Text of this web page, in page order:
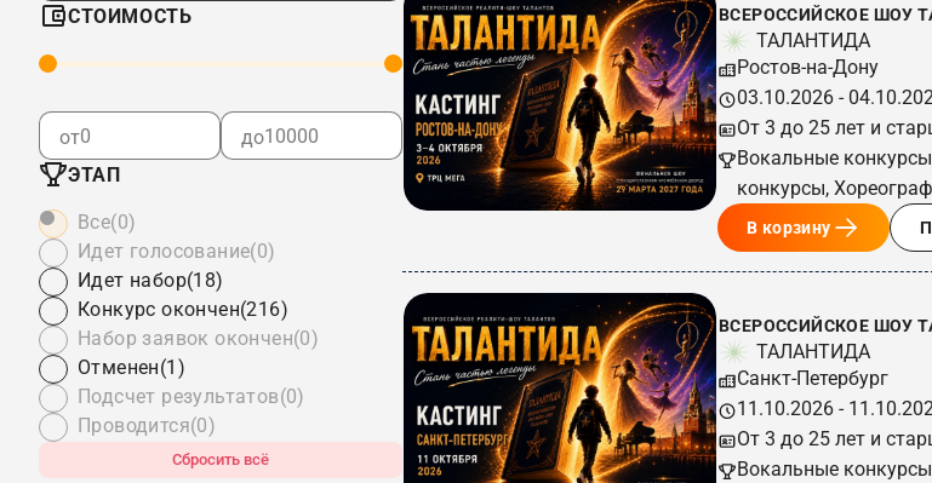
СТОИМОСТЬ
от
до
ЭТАП
Все(0)
Идет голосование(0)
Идет набор(18)
Конкурс окончен(216)
Набор заявок окончен(0)
Отменен(1)
Подсчет результатов(0)
Проводится(0)
Сбросить всё
ВСЕРОССИЙСКОЕ ШОУ
ТАЛАНТИДА
Ростов-на-Дону
03.10.2026 -
От 3 до 25 лет и
Вокальные
конкурсы,
В корзину
ВСЕРОССИЙСКОЕ ШОУ
ТАЛАНТИДА
Санкт-Петербург
11.10.2026 -
От 3 до 25 лет и
Вокальные